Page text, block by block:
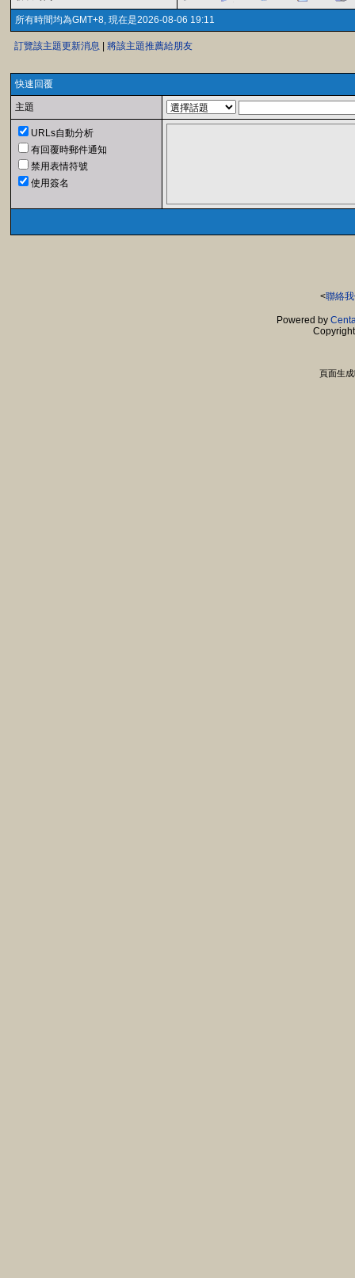
所有時間均為GMT+8, 現在是2026-08-06 19:11
訂覽該主題更新消息 將該主題推薦給朋友
快速回覆
主題
URLs自動分析
有回覆時郵件通知
禁用表情符號
使用簽名
<聯絡
Powered by
頁面生